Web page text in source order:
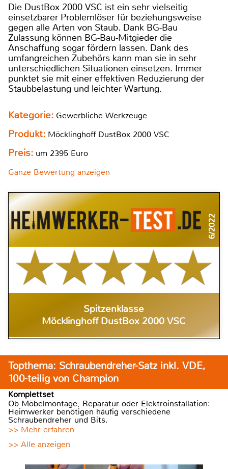
Die DustBox 2000 VSC ist ein sehr vielseitig
einsetzbarer Problemlöser für beziehungsweise
gegen alle Arten von Staub. Dank BG-Bau
Zulassung können BG-Bau-Mitgieder die
Anschaffung sogar fördern lassen. Dank des
umfangreichen Zubehörs kann man sie in sehr
unterschiedlichen Situationen einsetzen. Immer
punktet sie mit einer effektiven Reduzierung der
Staubbelastung und leichter Wartung.
Kategorie: Gewerbliche Werkzeuge
Produkt: Möcklinghoff DustBox 2000 VSC
Preis: um 2395 Euro
Ganze Bewertung anzeigen
6/2022
Spitzenklasse
Möcklinghoff DustBox 2000 VSC
Topthema: Schraubendreher-Satz inkl. VDE,
100-teilig von Champion
Komplettset
Ob Möbelmontage, Reparatur oder Elektroinstallation:
Heimwerker benötigen häufig verschiedene
Schraubendreher und Bits.
>> Mehr erfahren
>> Alle anzeigen